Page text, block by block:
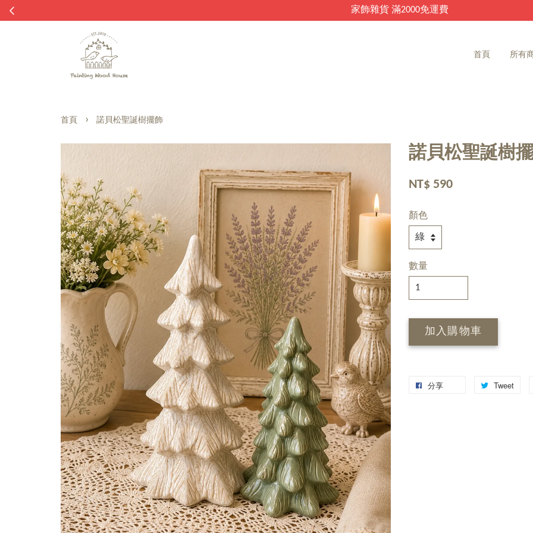
家飾雜貨 滿2000免運費
首頁 所有
首頁 › 諾貝松聖誕樹擺飾
諾貝松聖誕樹
NT$ 590
顏色
數量
加入購物車
分享 Tweet